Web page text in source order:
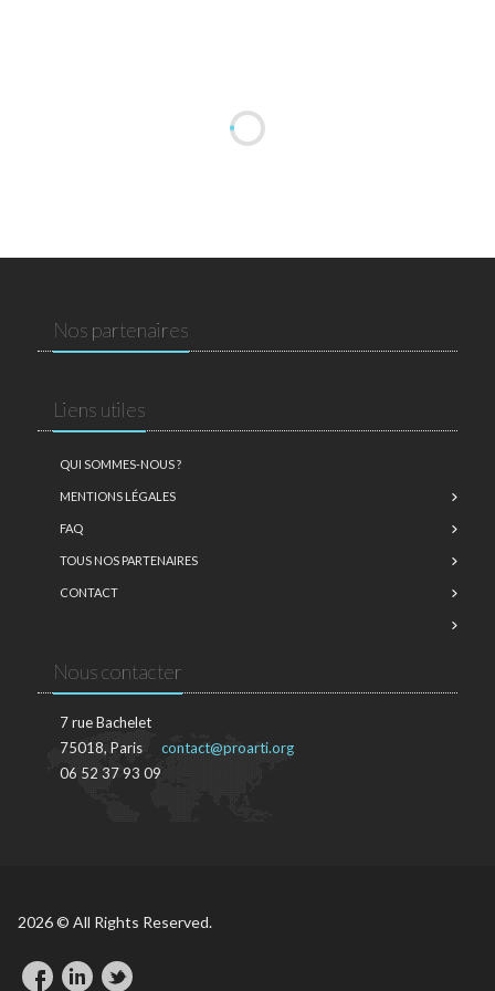
Nos partenaires
Liens utiles
QUI SOMMES-NOUS ?
MENTIONS LÉGALES
FAQ
TOUS NOS PARTENAIRES
CONTACT
Nous contacter
7 rue Bachelet
75018, Paris
06 52 37 93 09
contact@proarti.org
2026 © All Rights Reserved.